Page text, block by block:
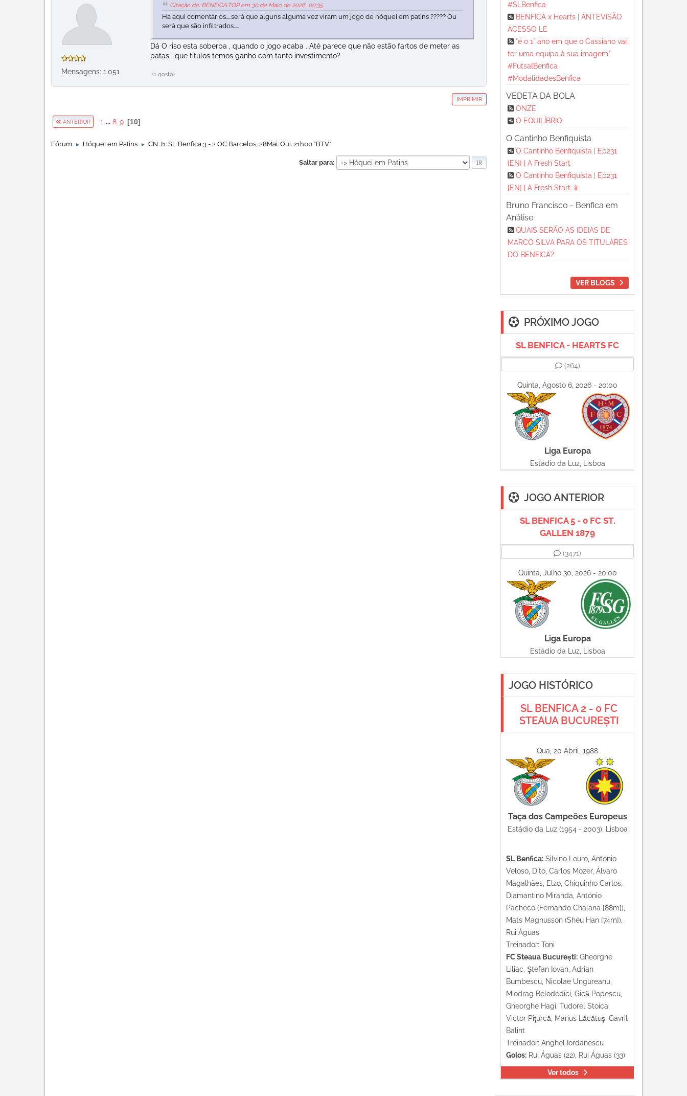
Mensagens: 1.051
Citação de: BENFICA.TOP em 30 de Maio de 2026, 00:35
Há aqui comentários.....será que alguns alguma vez viram um jogo de hóquei em patins ????? Ou
será que são infiltrados.....
Dá O riso esta soberba , quando o jogo acaba . Até parece que não estão fartos de meter as
patas , que títulos temos ganho com tanto investimento?
(1 gosto)
IMPRIMIR
ANTERIOR 1 ... 8 9 10
Fórum ► Hóquei em Patins ► CN J1: SL Benfica 3 - 2 OC Barcelos, 28Mai. Qui. 21h00 *BTV*
Saltar para
#SLBenfica
BENFICA x Hearts | ANTEVISÃO
ACESSO LE
"é o 1° ano em que o Cassiano vai
ter uma equipa à sua imagem"
#FutsalBenfica
#ModalidadesBenfica
VEDETA DA BOLA
ONZE
O EQUILÍBRIO
O Cantinho Benfiquista
O Cantinho Benfiquista | Ep231
[EN] | A Fresh Start
O Cantinho Benfiquista | Ep231
[EN] | A Fresh Start 📱
Bruno Francisco - Benfica em
Análise
QUAIS SERÃO AS IDEIAS DE
MARCO SILVA PARA OS TITULARES
DO BENFICA?
VER BLOGS
PRÓXIMO JOGO
SL BENFICA - HEARTS FC
(264)
Quinta, Agosto 6, 2026 - 20:00
Liga Europa
Estádio da Luz, Lisboa
JOGO ANTERIOR
SL BENFICA 5 - 0 FC ST.
GALLEN 1879
(3471)
Quinta, Julho 30, 2026 - 20:00
Liga Europa
Estádio da Luz, Lisboa
JOGO HISTÓRICO
SL BENFICA 2 - 0 FC
STEAUA BUCUREȘTI
Qua, 20 Abril, 1988
Taça dos Campeões Europeus
Estádio da Luz (1954 - 2003), Lisboa
SL Benfica: Silvino Louro, António
Veloso, Dito, Carlos Mozer, Álvaro
Magalhães, Elzo, Chiquinho Carlos,
Diamantino Miranda, António
Pacheco (Fernando Chalana [88m]),
Mats Magnusson (Shéu Han [74m]),
Rui Águas
Treinador: Toni
FC Steaua București: Gheorghe
Liliac, Ştefan Iovan, Adrian
Bumbescu, Nicolae Ungureanu,
Miodrag Belodedici, Gică Popescu,
Gheorghe Hagi, Tudorel Stoica,
Victor Piţurcă, Marius Lăcătuş, Gavril
Balint
Treinador: Anghel Iordanescu
Golos: Rui Águas (22), Rui Águas (33)
Ver todos